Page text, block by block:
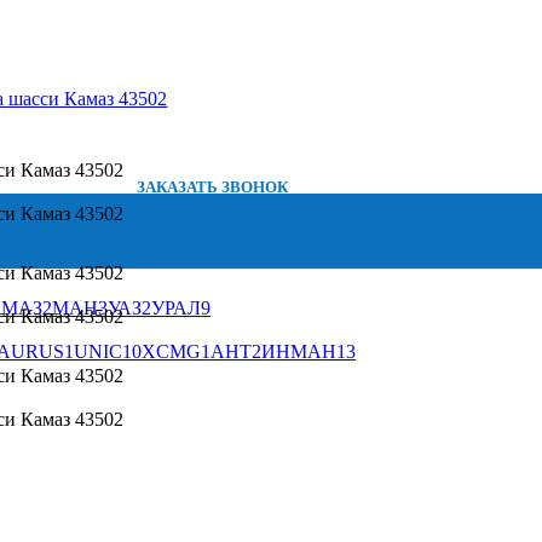
ЗАКАЗАТЬ ЗВОНОК
МАЗ2МАН3УАЗ2УРАЛ9
1UNIC10XCMG1 АНТ2ИНМАН13